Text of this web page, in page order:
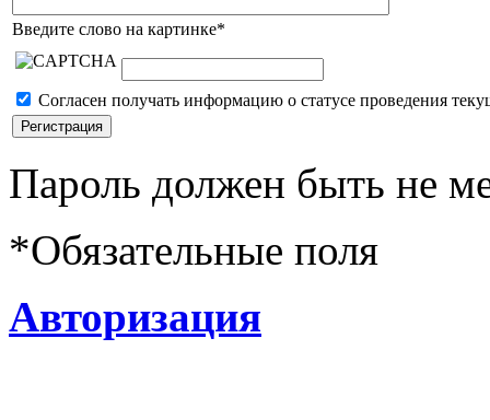
Введите слово на картинке*
Согласен получать информацию о статусе проведения
Пароль должен быть не
*Обязательные поля
Авторизация